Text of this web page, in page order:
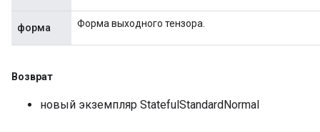
форма Форма выходного тензора.
Возврат
новый экземпляр StatefulStandardNormal